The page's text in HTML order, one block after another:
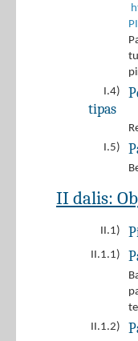
I.4)
tipas
I.5)
II dalis:
II.1)
II.1.1)
II.1.2)